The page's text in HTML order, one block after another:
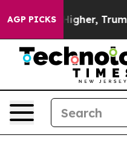
AGP PICKSHigher, Trump